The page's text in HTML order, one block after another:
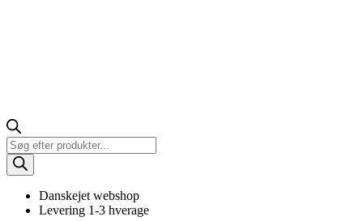
Products
search
Danskejet webshop
Levering 1-3 hverage